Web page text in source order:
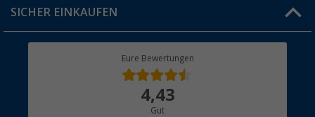
Rücksendung
SICHER EINKAUFEN
Eure Bewertungen
4,43
Gut